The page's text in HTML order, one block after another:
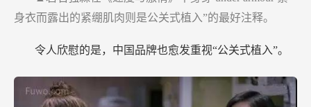
身衣而露出的紧绷肌肉则是公关式植入”的最好注释。
令人欣慰的是，中国品牌也愈发重视“公关式植入”。